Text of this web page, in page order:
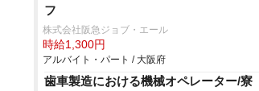
フ
株式会社阪急ジョブ・エール
時給1,300円
アルバイト・パート / 大阪府
歯車製造における機械オペレーター/寮